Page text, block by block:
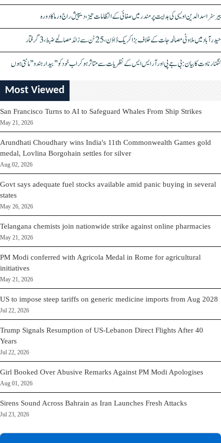
بیرسٹر اسدالدین اویسی کی ہدایت پر مندر میں صفائی کے انتظامات تیز، دیپیش راج ورما کا دورہ
حیدرآباد میں ملاوٹی مصالحہ جات کے خلاف بڑا کریک ڈاؤن، 25 ٹن سے زائد مصالحے ضبط، 3 گرفتار
کنگنا رناوت کا بیان: بی جے پی اور آر ایس ایس کے نظریات سے متاثر ہو کر اب خود کو "بیدار ہندو" مانتی ہوں
Most Viewed
San Francisco Turns to AI to Safeguard Whales From Ship Strikes
May 21, 2026
Arundhati Choudhary wins India's 11th Commonwealth Games gold
medal, Lovlina Borgohain settles for silver
Aug 02, 2026
Govt says adequate fuel stocks available amid panic buying in several
states
May 26, 2026
Telangana chemists join nationwide strike against online pharmacies
May 21, 2026
PM Modi conferred with Agricola Medal in Rome for agricultural
initiatives
May 21, 2026
US to impose steep tariffs on generic medicine imports from Aug 2028
Jul 22, 2026
Trump Signals Resumption of US-Lebanon Direct Flights After 40
Years
Jul 22, 2026
Girl Booked Over Abusive Remarks Against PM Modi Apologises
Aug 01, 2026
Sirens Sound Across Bahrain as Iran Launches Fresh Attacks
Jul 23, 2026